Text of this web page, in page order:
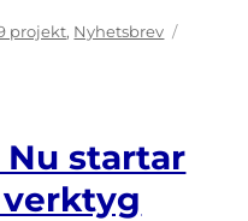
projekt, Nyhetsbrev
Nu startar
verktyg